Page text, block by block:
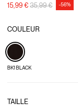
15,99 €Prix réduit de
35,99 €à -56%
COULEUR
BK1 BLACK
TAILLE